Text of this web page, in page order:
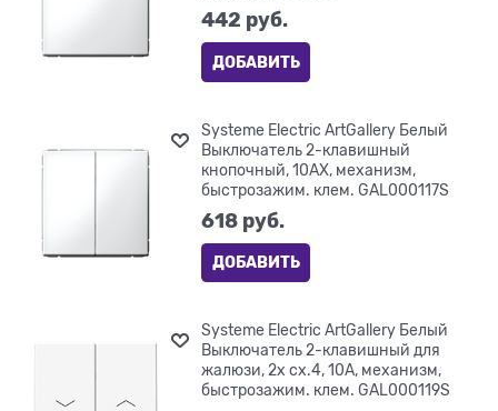
442 руб.
ДОБАВИТЬ
Systeme Electric ArtGallery Белый
Выключатель 2-клавишный
кнопочный, 10АХ, механизм,
быстрозажим. клем. GAL000117S
618 руб.
ДОБАВИТЬ
Systeme Electric ArtGallery Белый
Выключатель 2-клавишный для
жалюзи, 2х сх.4, 10А, механизм,
быстрозажим. клем. GAL000119S